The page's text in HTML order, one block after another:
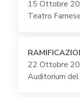
15 Ottobre
Teatro
22 Ottobre
Auditorium del